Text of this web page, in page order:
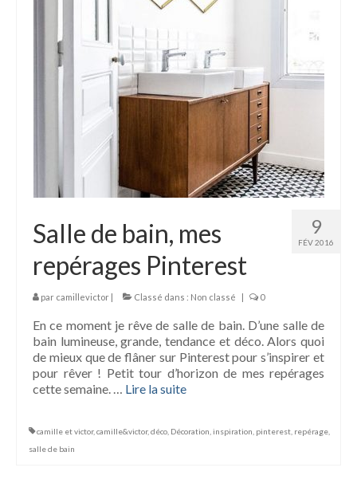
9
FÉV 2016
Salle de bain, mes
repérages Pinterest
par camillevictor | Classé dans : Non classé | 0
En ce moment je rêve de salle de bain. D’une salle de
bain lumineuse, grande, tendance et déco. Alors quoi
de mieux que de flâner sur Pinterest pour s’inspirer et
pour rêver ! Petit tour d’horizon de mes repérages
cette semaine. … Lire la suite­­
camille et victor, camille&victor, déco Décoration inspiration pinterest repérage
salle de bain